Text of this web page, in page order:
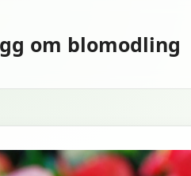
om blomodling